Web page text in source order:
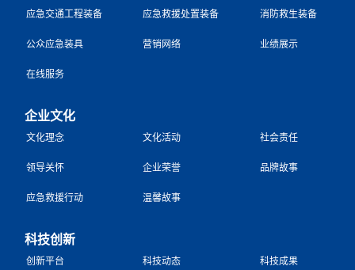
应急交通工程装备 应急救援处置装备 消防救生装备
公众应急装具 营销网络 业绩展示
在线服务
企业文化
文化理念 文化活动 社会责任
领导关怀 企业荣誉 品牌故事
应急救援行动 温馨故事
科技创新
创新平台 科技动态 科技成果